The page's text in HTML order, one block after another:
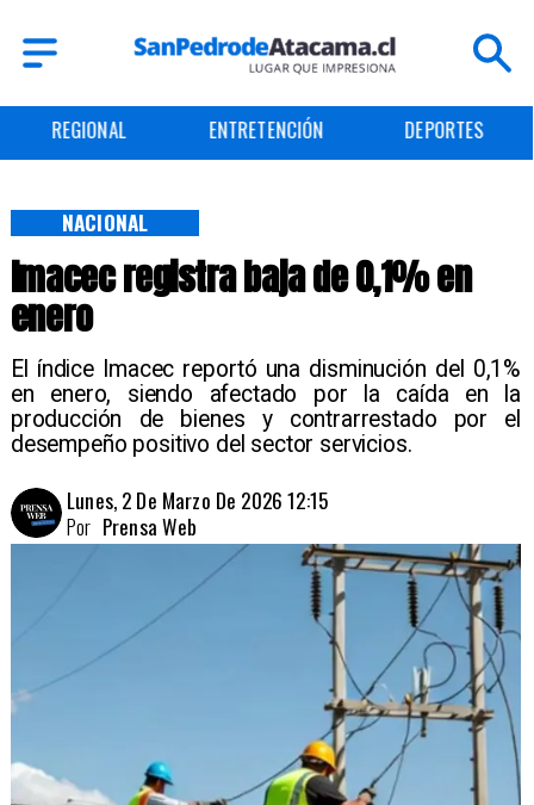
REGIONAL ENTRETENCIÓN DEPORTES
Imacec registra baja de 0,1% en
enero
El índice Imacec reportó una disminución del 0,1%
en enero, siendo afectado por la caída en la
producción de bienes y contrarrestado por el
desempeño positivo del sector servicios.
NACIONAL
Lunes, 2 De Marzo De 2026 12:15
Prensa Web
Por